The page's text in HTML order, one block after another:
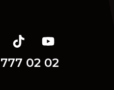
02 02